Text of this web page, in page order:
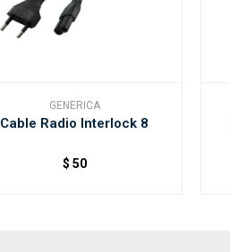
GENERICA
Cable Radio Interlock 8
$ 50